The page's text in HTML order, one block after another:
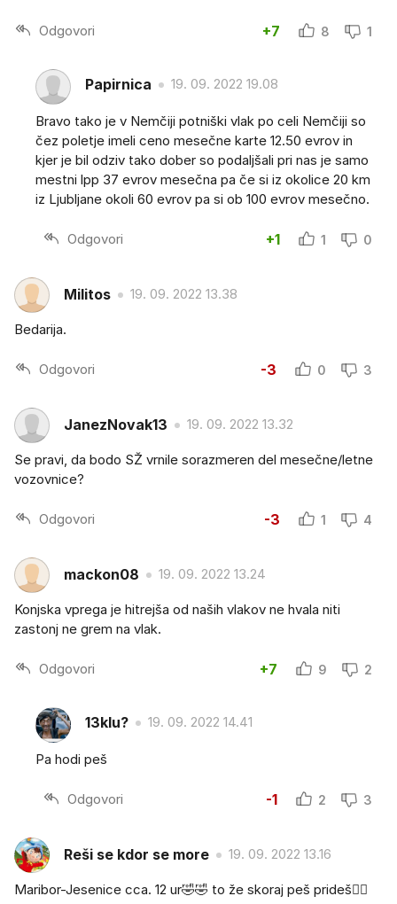
Odgovori +7 8 1
Papirnica 19. 09. 2022 19.08
Bravo tako je v Nemčiji potniški vlak po celi Nemčiji so
čez poletje imeli ceno mesečne karte 12.50 evrov in
kjer je bil odziv tako dober so podaljšali pri nas je samo
mestni lpp 37 evrov mesečna pa če si iz okolice 20 km
iz Ljubljane okoli 60 evrov pa si ob 100 evrov mesečno.
Odgovori +1 1 0
Militos 19. 09. 2022 13.38
Bedarija.
Odgovori -3 0 3
JanezNovak13 19. 09. 2022 13.32
Se pravi, da bodo SŽ vrnile sorazmeren del mesečne/letne
vozovnice?
Odgovori -3 1 4
mackon08 19. 09. 2022 13.24
Konjska vprega je hitrejša od naših vlakov ne hvala niti
zastonj ne grem na vlak.
Odgovori +7 9 2
13klu? 19. 09. 2022 14.41
Pa hodi peš
Odgovori -1 2 3
Reši se kdor se more 19. 09. 2022 13.16
Maribor-Jesenice cca. 12 ur🤣🤣 to že skoraj peš prideš🤦‍♂️